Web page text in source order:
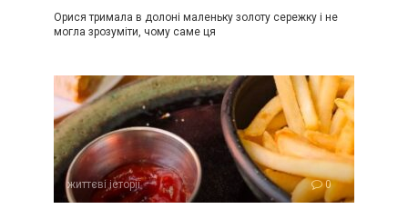
Орися тримала в долоні маленьку золоту сережку і не
могла зрозуміти, чому саме ця
життєві історії 0